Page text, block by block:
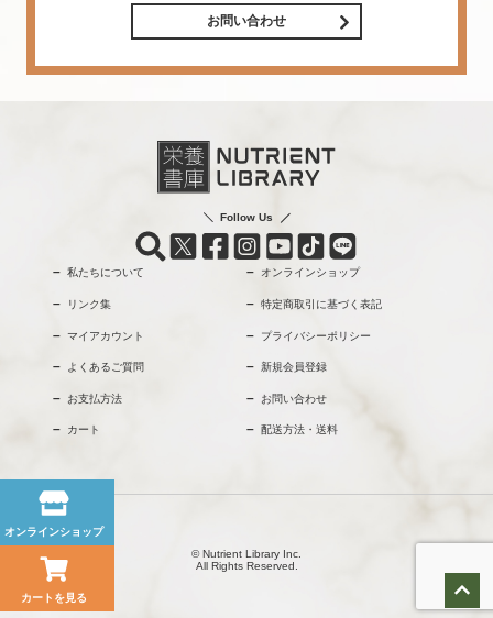
オンラインショップ
カートを見る
お問い合わせ
Follow Us
私たちについて オンラインショップ
リンク集 特定商取引に基づく表記
マイアカウント プライバシーポリシー
よくあるご質問 新規会員登録
お支払方法 お問い合わせ
カート 配送方法・送料
© Nutrient Library Inc.
All Rights Reserved.